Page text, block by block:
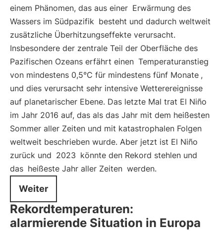
einem Phänomen, das aus einer Erwärmung des
Wassers im Südpazifik besteht und dadurch weltweit
zusätzliche Überhitzungseffekte verursacht.
Insbesondere der zentrale Teil der Oberfläche des
Pazifischen Ozeans erfährt einen Temperaturanstieg
von mindestens 0,5°C für mindestens fünf Monate ,
und dies verursacht sehr intensive Wetterereignisse
auf planetarischer Ebene. Das letzte Mal trat El Niño
im Jahr 2016 auf, das als das Jahr mit dem heißesten
Sommer aller Zeiten und mit katastrophalen Folgen
weltweit beschrieben wurde. Aber jetzt ist El Niño
zurück und 2023 könnte den Rekord stehlen und
das heißeste Jahr aller Zeiten werden.
Weiter
Rekordtemperaturen:
alarmierende Situation in Europa